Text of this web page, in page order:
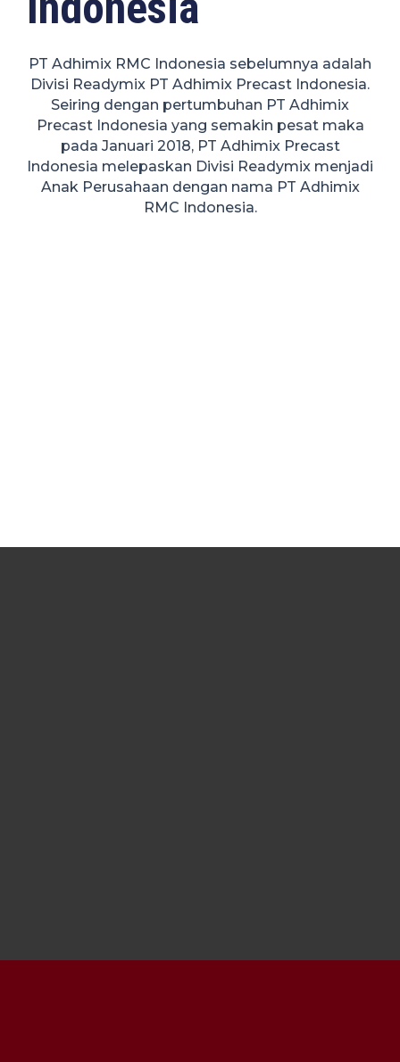
PT Adhimix RMC Indonesia sebelumnya adalah
Divisi Readymix PT Adhimix Precast Indonesia.
Seiring dengan pertumbuhan PT Adhimix
Precast Indonesia yang semakin pesat maka
pada Januari 2018, PT Adhimix Precast
Indonesia melepaskan Divisi Readymix menjadi
Anak Perusahaan dengan nama PT Adhimix
RMC Indonesia.